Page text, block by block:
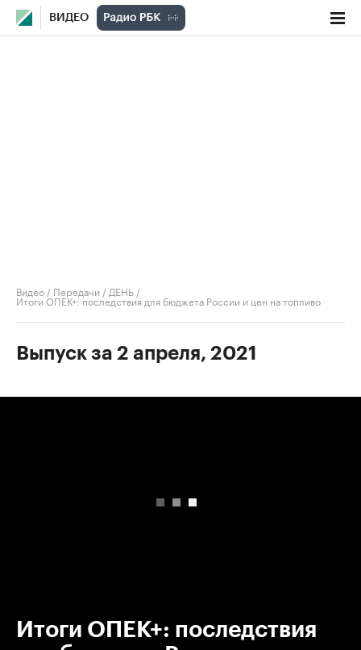
ВИДЕО
Видео / Передачи / ДЕНЬ /
Итоги ОПЕК+: последствия для бюджета России и цен на топливо
Выпуск за 2 апреля, 2021
Итоги ОПЕК+: последствия